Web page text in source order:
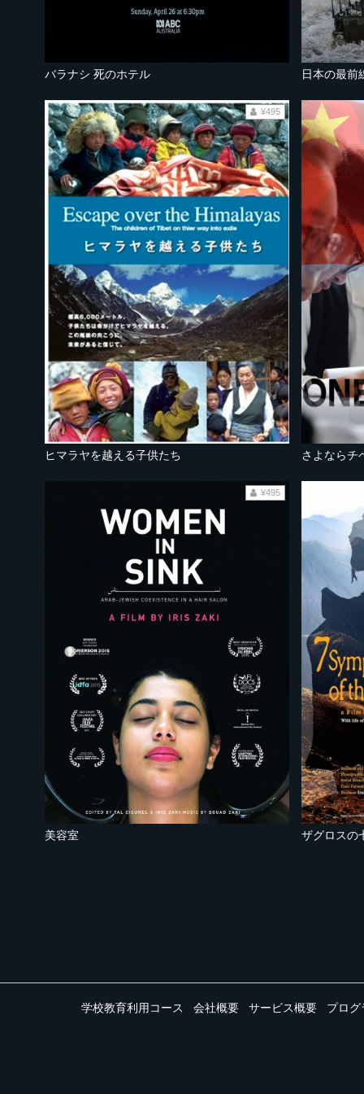
バラナシ 死のホテル 日本の最前
ヒマラヤを越える子供たち
¥495
さよならチ
美容室
¥495
ザグロスの
学校教育利用コース 会社概要 サービス概要 プログ